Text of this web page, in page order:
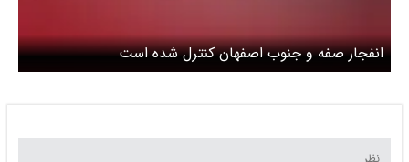
انفجار صفه و جنوب اصفهان کنترل شده است